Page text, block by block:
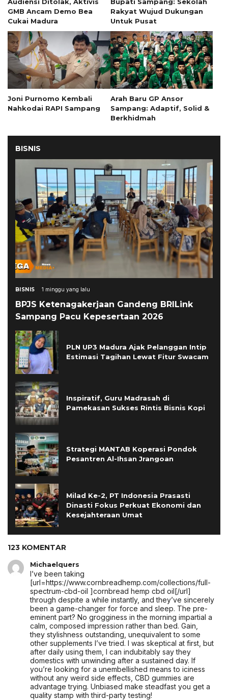
Audiensi Ditolak, Aktivis
GMB Ancam Demo Bea
Cukai Madura
Bupati Sampang: Sekolah
Rakyat Wujud Dukungan
Untuk Pusat
Joni Purnomo Kembali
Nahkodai RAPI Sampang
Arah Baru GP Ansor
Sampang: Adaptif, Solid &
Berkhidmah
BISNIS
BISNIS 1 minggu yang lalu
BPJS Ketenagakerjaan Gandeng BRILink
Sampang Pacu Kepesertaan 2026
PLN UP3 Madura Ajak Pelanggan Intip
Estimasi Tagihan Lewat Fitur Swacam
Inspiratif, Guru Madrasah di
Pamekasan Sukses Rintis Bisnis Kopi
Strategi MANTAB Koperasi Pondok
Pesantren Al-Ihsan Jrangoan
Milad Ke-2, PT Indonesia Prasasti
Dinasti Fokus Perkuat Ekonomi dan
Kesejahteraan Umat
123 KOMENTAR
Michaelquers
I’ve been taking
[url=https://www.cornbreadhemp.com/collections/full-
spectrum-cbd-oil ]cornbread hemp cbd oil[/url]
through despite a while instantly, and they’ve sincerely
been a game-changer for force and sleep. The pre-
eminent part? No grogginess in the morning impartial a
calm, composed impression rather than bed. Gain,
they stylishness outstanding, unequivalent to some
other supplements I’ve tried. I was skeptical at first, but
after daily using them, I can indubitably say they
domestics with unwinding after a sustained day. If
you’re looking for a unembellished means to iciness
without any weird side effects, CBD gummies are
advantage trying. Unbiased make steadfast you get a
quality stamp with third-party testing!